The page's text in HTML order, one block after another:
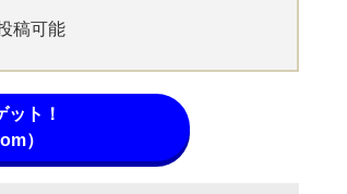
稿可能
ト！
）